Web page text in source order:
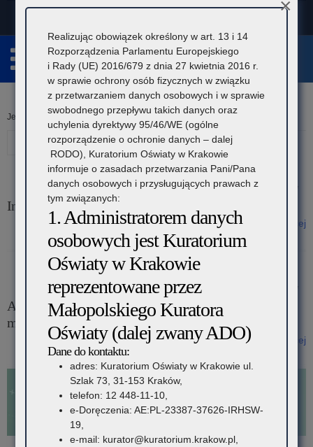
Wpisz
znaki.
Rozwiń
Jesteś tutaj: Strona główna Dyrektor i Nauczyciele
Drukuj
Kategoria:
eTwinning
23 października 2024
Informacje o realizacji programu
Czytaj więcej
o: Informacje o realizacji programu
23 października 2024
Ambasadorzy programu eTwinning w województwie
małopolskim
Czytaj więcej
o: Ambasadorzy programu eTwinning w województwie małopolskim
Realizując obowiązek określony w art. 13 i 14
Rozporządzenia Parlamentu Europejskiego
i Rady (UE) 2016/679 z dnia 27 kwietnia 2016 r.
w sprawie ochrony osób fizycznych w związku
z przetwarzaniem danych osobowych i w sprawie
swobodnego przepływu takich danych oraz
uchylenia dyrektywy 95/46/WE (ogólne
rozporządzenie o ochronie danych – dalej
RODO), Kuratorium Oświaty w Krakowie
informuje o zasadach przetwarzania Pani/Pana
danych osobowych i przysługujących prawach z
tym związanych:
1. Administratorem danych
osobowych jest Kuratorium
Oświaty w Krakowie
reprezentowane przez
Małopolskiego Kuratora
Oświaty (dalej zwany ADO)
Dane do kontaktu:
adres: Kuratorium Oświaty w Krakowie ul.
Szlak 73, 31-153 Kraków,
telefon: 12 448-11-10,
e-Doręczenia: AE:PL-23387-37626-IRHSW-
19,
e-mail: kurator@kuratorium.krakow.pl,
×